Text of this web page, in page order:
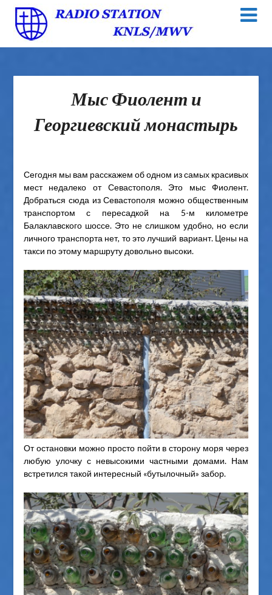
Мыс Фиолент и
Георгиевский монастырь
Сегодня мы вам расскажем об одном из самых красивых
мест недалеко от Севастополя. Это мыс Фиолент.
Добраться сюда из Севастополя можно общественным
транспортом с пересадкой на 5-м километре
Балаклавского шоссе. Это не слишком удобно, но если
личного транспорта нет, то это лучший вариант. Цены на
такси по этому маршруту довольно высоки.
От остановки можно просто пойти в сторону моря через
любую улочку с невысокими частными домами. Нам
встретился такой интересный «бутылочный» забор.